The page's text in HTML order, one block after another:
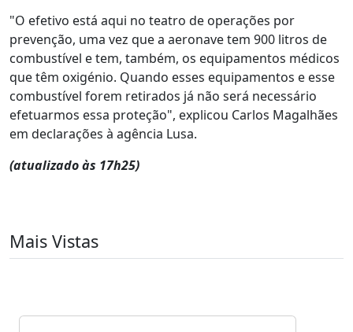
"O efetivo está aqui no teatro de operações por
prevenção, uma vez que a aeronave tem 900 litros de
combustível e tem, também, os equipamentos médicos
que têm oxigénio. Quando esses equipamentos e esse
combustível forem retirados já não será necessário
efetuarmos essa proteção", explicou Carlos Magalhães
em declarações à agência Lusa.
(atualizado às 17h25)
Mais Vistas